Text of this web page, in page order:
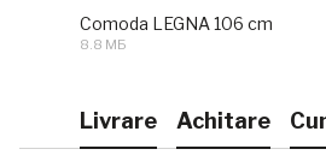
Comoda LEGNA 106 cm
8.8 МБ
Livrare Achitare